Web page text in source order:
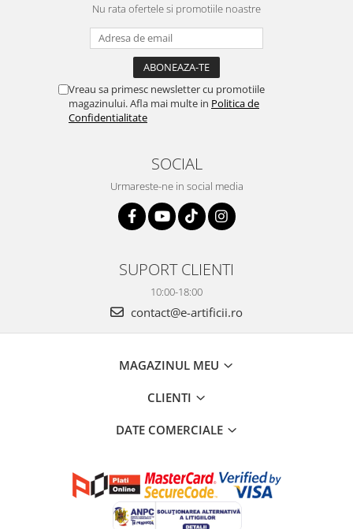
Nu rata ofertele si promotiile noastre
Vreau sa primesc newsletter cu promotiile
magazinului. Afla mai multe in Politica de
Confidentialitate
SOCIAL
Urmareste-ne in social media
SUPORT CLIENTI
10:00-18:00
contact@e-artificii.ro
MAGAZINUL MEU
CLIENTI
DATE COMERCIALE